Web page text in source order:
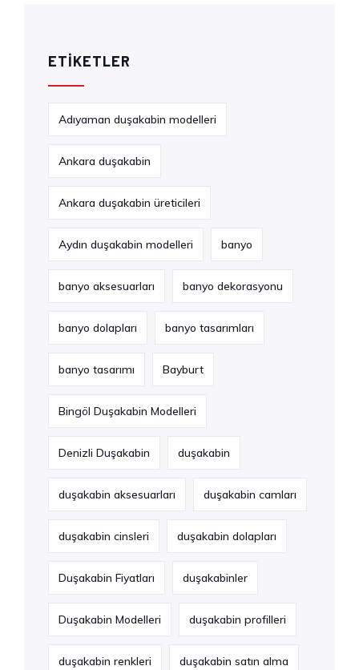
ETIKETLER
Adıyaman duşakabin modelleri
Ankara duşakabin
Ankara duşakabin üreticileri
Aydın duşakabin modelleri banyo
banyo aksesuarları banyo dekorasyonu
banyo dolapları banyo tasarımları
banyo tasarımı Bayburt
Bingöl Duşakabin Modelleri
Denizli Duşakabin duşakabin
duşakabin aksesuarları duşakabin camları
duşakabin cinsleri duşakabin dolapları
Duşakabin Fiyatları duşakabinler
Duşakabin Modelleri duşakabin profilleri
duşakabin renkleri duşakabin satın alma